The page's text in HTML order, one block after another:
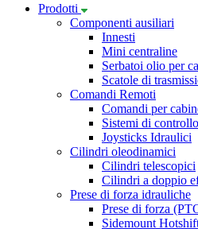
Prodotti
Componenti ausiliari
Innesti
Mini centraline
Serbatoi olio per
Scatole di
Comandi Remoti
Comandi per
Sistemi di
Joysticks Idraulici
Cilindri oleodinamici
Cilindri telescopici
Cilindri a doppio
Prese di forza idrauliche
Prese di forza
Sidemount